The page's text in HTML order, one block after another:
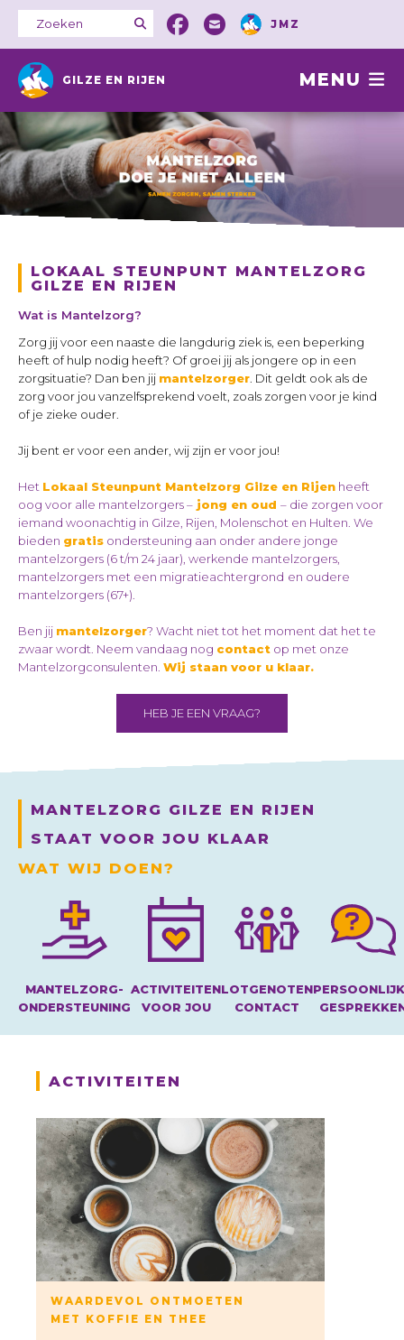
JMZ
GILZE EN RIJEN MENU
LOKAAL STEUNPUNT MANTELZORG
GILZE EN RIJEN
Wat is Mantelzorg?
Zorg jij voor een naaste die langdurig ziek is, een beperking
heeft of hulp nodig heeft? Of groei jij als jongere op in een
zorgsituatie? Dan ben jij mantelzorger . Dit geldt ook als de
zorg voor jou vanzelfsprekend voelt, zoals zorgen voor je kind
of je zieke ouder.
Jij bent er voor een ander, wij zijn er voor jou!
Het Lokaal Steunpunt Mantelzorg Gilze en Rijen heeft
oog voor alle mantelzorgers – jong en oud – die zorgen voor
iemand woonachtig in Gilze, Rijen, Molenschot en Hulten. We
bieden gratis ondersteuning aan onder andere jonge
mantelzorgers (6 t/m 24 jaar), werkende mantelzorgers,
mantelzorgers met een migratieachtergrond en oudere
mantelzorgers (67+).
Ben jij mantelzorger? Wacht niet tot het moment dat het te
zwaar wordt. Neem vandaag nog contact op met onze
Mantelzorgconsulenten. Wij staan voor u klaar.
HEB JE EEN VRAAG?
MANTELZORG GILZE EN RIJEN
STAAT VOOR JOU KLAAR
WAT WIJ DOEN?
MANTELZORG-
ONDERSTEUNING
ACTIVITEITEN
VOOR JOU
LOTGENOTEN
CONTACT
ACTIVITEITEN
WAARDEVOL ONTMOETEN
MET KOFFIE EN THEE